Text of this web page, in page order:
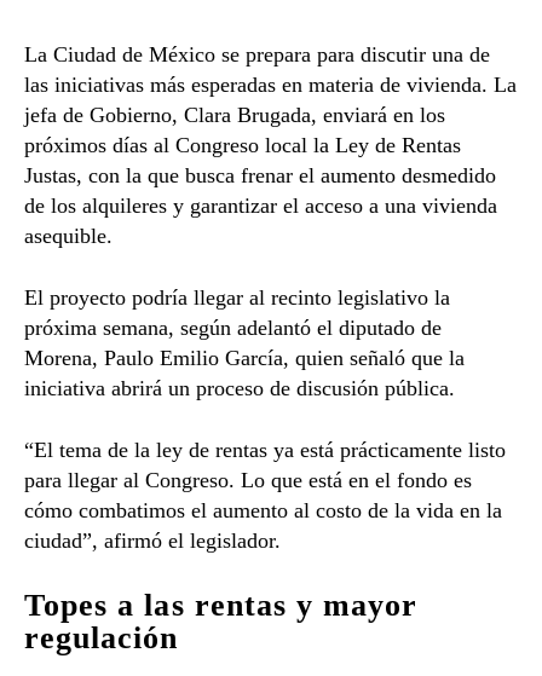
La Ciudad de México se prepara para discutir una de
las iniciativas más esperadas en materia de vivienda. La
jefa de Gobierno, Clara Brugada, enviará en los
próximos días al Congreso local la Ley de Rentas
Justas, con la que busca frenar el aumento desmedido
de los alquileres y garantizar el acceso a una vivienda
asequible.
El proyecto podría llegar al recinto legislativo la
próxima semana, según adelantó el diputado de
Morena, Paulo Emilio García, quien señaló que la
iniciativa abrirá un proceso de discusión pública.
“El tema de la ley de rentas ya está prácticamente listo
para llegar al Congreso. Lo que está en el fondo es
cómo combatimos el aumento al costo de la vida en la
ciudad”, afirmó el legislador.
Topes a las rentas y mayor
regulación